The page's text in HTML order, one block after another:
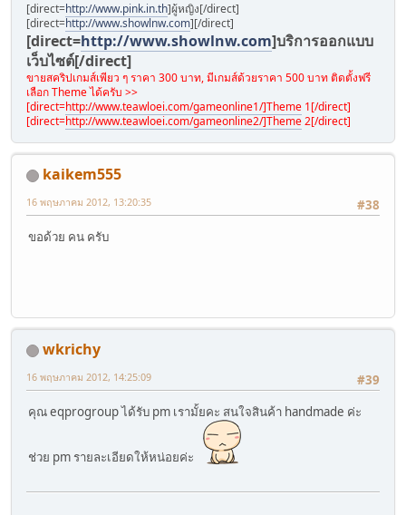
[direct=http://www.pink.in.th]ผู้หญิง[/direct]
[direct=http://www.showlnw.com][/direct]
[direct=http://www.showlnw.com]บริการออกแบบ
เว็บไซต์[/direct]
ขายสคริปเกมส์เพียว ๆ ราคา 300 บาท, มีเกมส์ด้วยราคา 500 บาท ติดตั้งฟรี
เลือก Theme ได้ครับ >>
[direct=http://www.teawloei.com/gameonline1/]Theme 1[/direct]
[direct=http://www.teawloei.com/gameonline2/]Theme2[/direct]
kaikem555
#38
16 พฤษภาคม 2012, 13:20:35
ขอด้วย คน ครับ
wkrichy
#39
16 พฤษภาคม 2012, 14:25:09
คุณ eqprogroup ได้รับ pm เรามั้ยคะ สนใจสินค้า handmade ค่ะ
ช่วย pm รายละเอียดให้หน่อยค่ะ